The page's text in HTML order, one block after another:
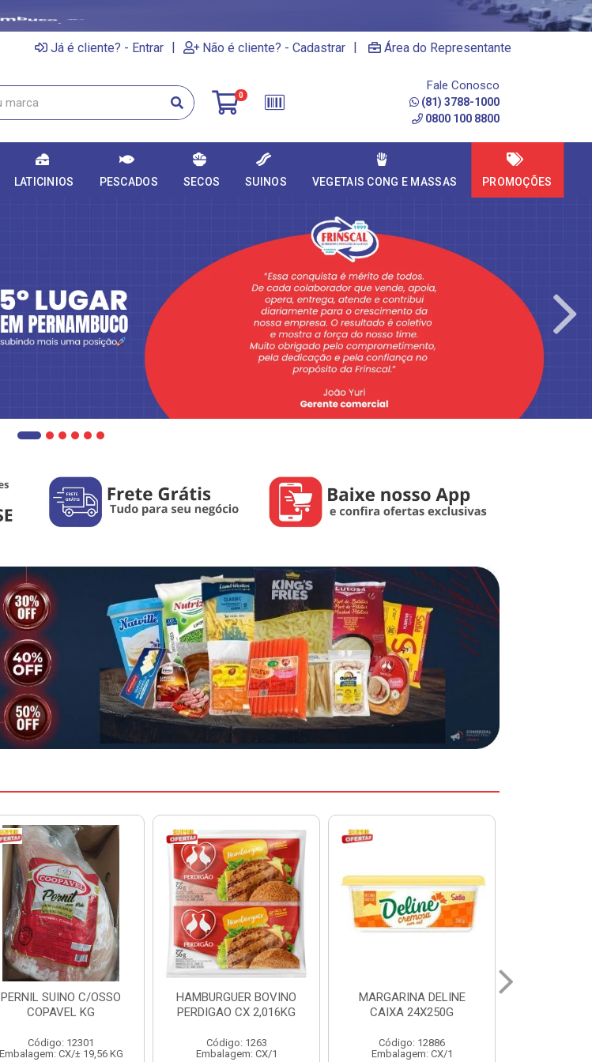
Já é cliente? - Entrar | Não é cliente? - Cadastrar | Área do Representante
0
Fale Conosco
(81) 3788-1000
0800 100 8800
LATICINIOS PESCADOS SECOS SUINOS VEGETAIS CONG E MASSAS PROMOÇÕES
HAMBURGUER BOVINO
PERDIGAO CX 2,016KG
Código: 1263
Embalagem: CX/1
MARGARINA DELINE
CAIXA 24X250G
Código: 12886
Embalagem: CX/1
MARGARINA DELINE
CAIXA 12X500G
Código: 12887
Embalagem: CX/1